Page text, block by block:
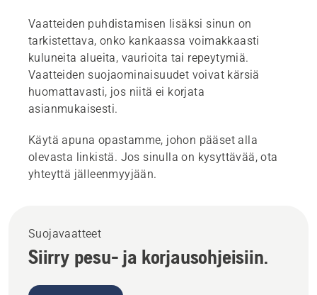
Vaatteiden puhdistamisen lisäksi sinun on
tarkistettava, onko kankaassa voimakkaasti
kuluneita alueita, vaurioita tai repeytymiä.
Vaatteiden suojaominaisuudet voivat kärsiä
huomattavasti, jos niitä ei korjata
asianmukaisesti.
Käytä apuna opastamme, johon pääset alla
olevasta linkistä. Jos sinulla on kysyttävää, ota
yhteyttä jälleenmyyjään.
Suojavaatteet
Siirry pesu- ja korjausohjeisiin.